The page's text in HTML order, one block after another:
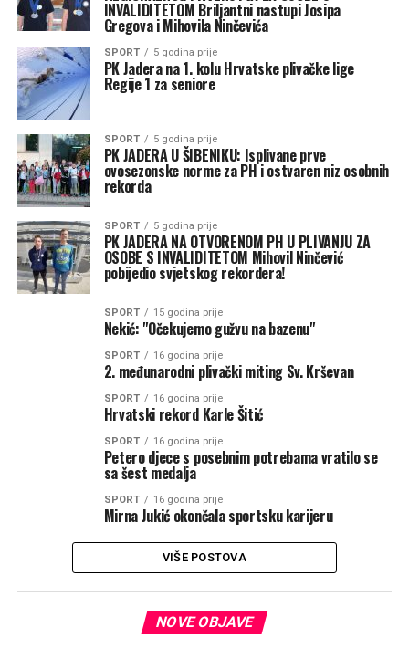
INVALIDITETOM Briljantni nastupi Josipa
Gregova i Mihovila Ninčevića
SPORT 5 godina prije
PK Jadera na 1. kolu Hrvatske plivačke lige
Regije 1 za seniore
SPORT 5 godina prije
PK JADERA U ŠIBENIKU: Isplivane prve
ovosezonske norme za PH i ostvaren niz osobnih
rekorda
SPORT 5 godina prije
PK JADERA NA OTVORENOM PH U PLIVANJU ZA
OSOBE S INVALIDITETOM Mihovil Ninčević
pobijedio svjetskog rekordera!
SPORT 15 godina prije
Nekić: "Očekujemo gužvu na bazenu"
SPORT 16 godina prije
2. međunarodni plivački miting Sv. Krševan
SPORT 16 godina prije
Hrvatski rekord Karle Šitić
SPORT 16 godina prije
Petero djece s posebnim potrebama vratilo se
sa šest medalja
SPORT 16 godina prije
Mirna Jukić okončala sportsku karijeru
VIŠE POSTOVA
NOVE OBJAVE